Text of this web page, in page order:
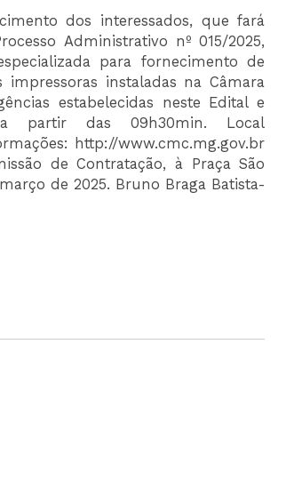
dos interessados, que fará
Administrativo nº 015/2025,
para fornecimento de
impressoras instaladas na Câmara
estabelecidas neste Edital e
partir das 09h30min. Local
http://www.cmc.mg.gov.br
de Contratação, à Praça São
de 2025. Bruno Braga Batista-